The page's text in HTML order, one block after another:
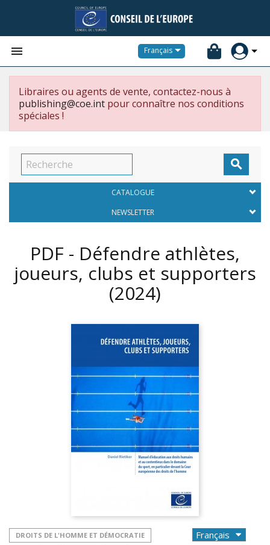
 Français
Libraires ou agents de vente, contactez-nous à
publishing@coe.int pour connaître nos conditions
spéciales !

CATALOGUE
NEWSLETTER
PDF - Défendre athlètes,
joueurs, clubs et supporters
(2024)
DROITS DE L'HOMME ET DÉMOCRATIE